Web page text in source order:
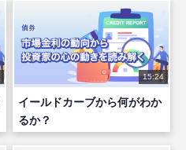
15:24
イールドカーブから何がわか
るか？